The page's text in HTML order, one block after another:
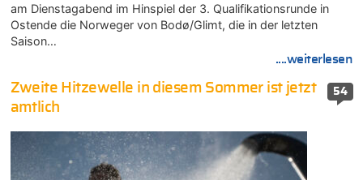
am Dienstagabend im Hinspiel der 3. Qualifikationsrunde in
Ostende die Norweger von Bodø/Glimt, die in der letzten
Saison…
....weiterlesen
54
Zweite Hitzewelle in diesem Sommer ist jetzt
amtlich